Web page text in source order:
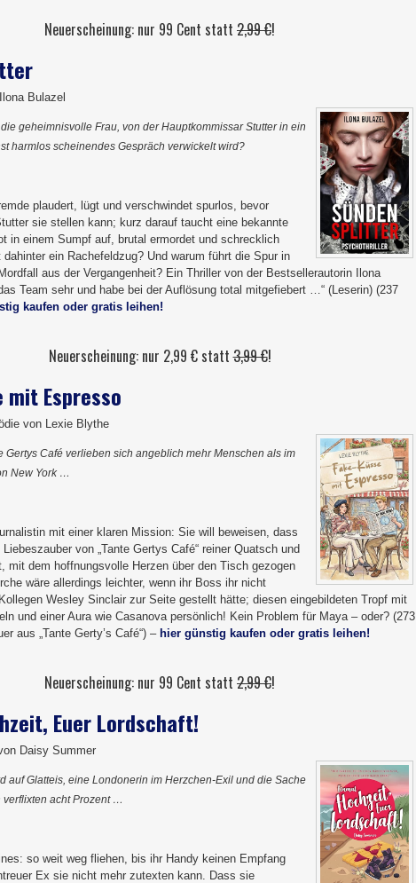
Neuerscheinung: nur 99 Cent statt 2,99 €!
Bulazel
die geheimnisvolle Frau, von der Hauptkommissar Stutter in ein
harmlos scheinendes Gespräch verwickelt wird?
plaudert, lügt und verschwindet spurlos, bevor
sie stellen kann; kurz darauf taucht eine bekannte
in einem Sumpf auf, brutal ermordet und schrecklich
ein Rachefeldzug? Und warum führt die Spur in
aus der Vergangenheit? Ein Thriller von der Bestsellerautorin Ilona
Team sehr und habe bei der Auflösung total mitgefiebert …“ (Leserin) (237
kaufen oder gratis leihen!
Neuerscheinung: nur 2,99 € statt3,99 €!
mit Espresso
von Lexie Blythe
Gertys Café verlieben sich angeblich mehr Menschen als im
New York …
mit einer klaren Mission: Sie will beweisen, dass
von „Tante Gertys Café“ reiner Quatsch und
mit dem hoffnungsvolle Herzen über den Tisch gezogen
wäre allerdings leichter, wenn ihr Boss ihr nicht
Wesley Sinclair zur Seite gestellt hätte; diesen eingebildeten Tropf mit
und einer Aura wie Casanova persönlich! Kein Problem für Maya – oder? (273
aus „Tante Gerty’s Café“) – hier günstig kaufen oder gratis leihen!
Neuerscheinung: nur 99 Cent statt 2,99 €!
Euer Lordschaft!
Daisy Summer
auf Glatteis, eine Londonerin im Herzchen-Exil und die Sache
verflixten acht Prozent …
so weit weg fliehen, bis ihr Handy keinen Empfang
Ex sie nicht mehr zutexten kann. Dass sie